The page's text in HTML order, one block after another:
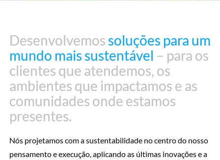
Desenvolvemos soluções para um
mundo mais sustentável – para os
clientes que atendemos, os
ambientes que impactamos e as
comunidades onde estamos
presentes.
Desenvolvemos soluções para um
mundo mais sustentável – para os
clientes que atendemos, os
ambientes que impactamos e as
comunidades onde estamos
presentes.
Nós projetamos com a sustentabilidade no centro do nosso
pensamento e execução, aplicando as últimas inovações e a